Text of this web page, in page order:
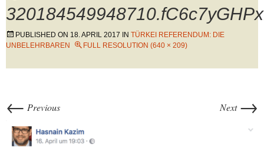
PUBLISHED ON 18. APRIL 2017 IN TÜRKEI REFERENDUM: DIE
UNBELEHRBAREN
FULL RESOLUTION (640 × 209)
← Previous Next →